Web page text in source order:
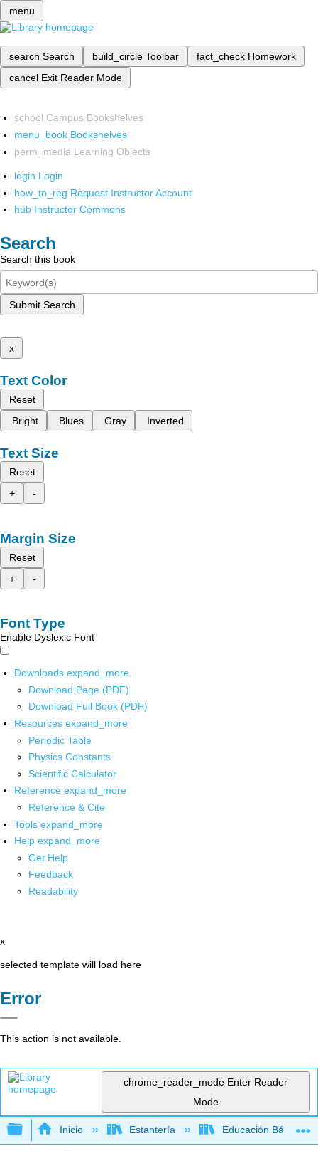
menu
search Search build_circle Toolbar fact_check Homework
cancel Exit Reader Mode
school Campus Bookshelves
menu_book Bookshelves
perm_media Learning Objects
login Login
how_to_reg Request Instructor Account
hub Instructor Commons
Search
Search this book
Submit Search
x
Text Color
Reset
Bright
Blues Gray Inverted
Text Size
Reset
+
-
Margin Size
Reset
+
-
Font Type
Enable Dyslexic Font
Downloads expand_more
Download Page (PDF)
Download Full Book (PDF)
Resources expand_more
Periodic Table
Physics Constants
Scientific Calculator
Reference expand_more
Reference & Cite
Tools expand_more
Help expand_more
Get Help
Feedback
Readability
x
selected template will load here
Error
This action is not available.
chrome_reader_mode Enter Reader
Mode
Expandir/contraer jerarquía global
Inicio Estantería Educación Básica